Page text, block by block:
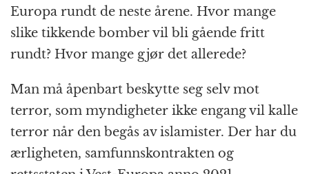
Europa rundt de neste årene. Hvor mange
slike tikkende bomber vil bli gående fritt
rundt? Hvor mange gjør det allerede?
Man må åpenbart beskytte seg selv mot
terror, som myndigheter ikke engang vil kalle
terror når den begås av islamister. Der har du
ærligheten, samfunnskontrakten og